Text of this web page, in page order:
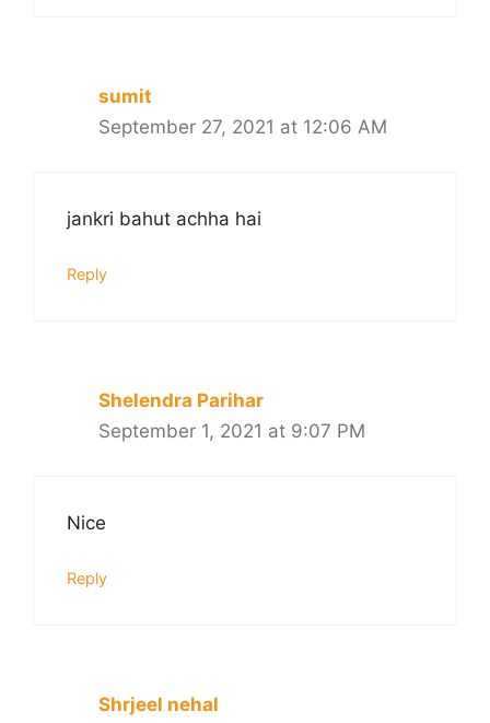
sumit
September 27, 2021 at 12:06 AM
jankri bahut achha hai
Reply
Shelendra Parihar
September 1, 2021 at 9:07 PM
Nice
Reply
Shrjeel nehal